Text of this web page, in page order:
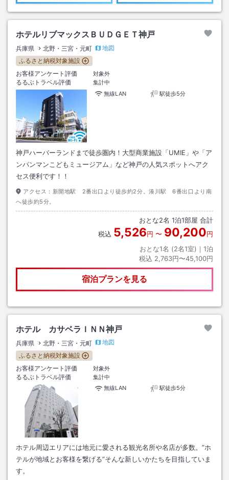
ホテルリブマックスＢＵＤＧＥＴ神戸
兵庫県 北野・三宮・元町
地図
ふるさと納税対象施設
お客様アンケート評価
対象外
るるぶトラベル評価
集計中
無線LAN
駅徒歩5分
神戸ハーバーランドまで徒歩圏内！大型商業施設「UMIE」や「ア
ンパンマンこどもミュージアム」など神戸の人気スポットへアク
セス便利です！！
アクセス： 新開地駅 2番出口より徒歩約2分。湊川駅 6番出口より南
へ徒歩約5分。
おとな2名 1泊1部屋 合計
税込 5,526円 〜 90,200円
おとな1名 (2名1室)｜ 1泊
税込 2,763円〜45,100円
宿泊プランを見る
ホテル カサベラＩＮＮ神戸
兵庫県 北野・三宮・元町
地図
ふるさと納税対象施設
お客様アンケート評価
対象外
るるぶトラベル評価
集計中
無線LAN
駅徒歩5分
ホテル周辺エリアには地元に愛される観光名所や名店が多数。”ホ
テルが地域とお客様を繋げる”そんな新しいかたちを目指していま
す。